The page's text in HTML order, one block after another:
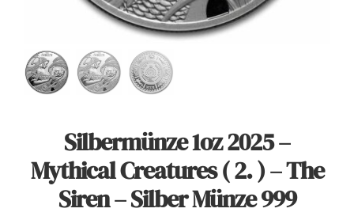
Mein Konto
Silbermünze 1oz 2025 –
Mythical Creatures ( 2. ) – The
Siren – Silber Münze 999